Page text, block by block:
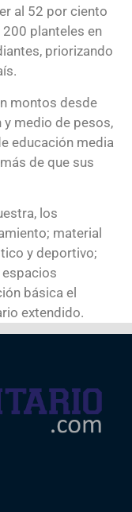
al 52 por ciento
planteles en
priorizando
montos desde
medio de pesos,
educación media
de que sus
los
material
y deportivo;
básica el
extendido.